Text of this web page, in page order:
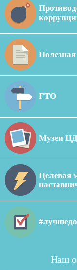
ГТО
Музеи
Целевая
Наш